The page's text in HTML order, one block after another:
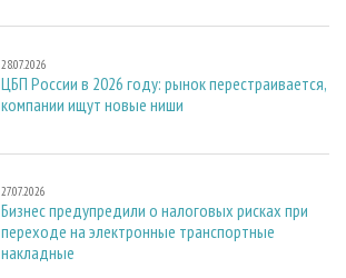
28.07.2026
ЦБП России в 2026 году: рынок перестраивается,
компании ищут новые ниши
27.07.2026
Бизнес предупредили о налоговых рисках при
переходе на электронные транспортные
накладные